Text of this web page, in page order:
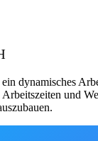
dynamisches
und